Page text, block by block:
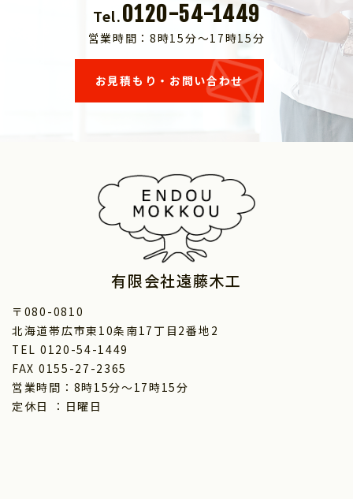
Tel.0120-54-1449
営業時間：8時15分～17時15分
お見積もり・お問い合わせ
有限会社遠藤木工
〒080-0810
北海道帯広市東10条南17丁目2番地2
TEL 0120-54-1449
FAX 0155-27-2365
営業時間：8時15分～17時15分
定休日 ：日曜日